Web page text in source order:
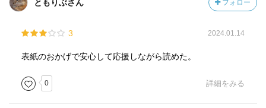
ともりぶさん フォロー
3 2024.01.14
表紙のおかげで安心して応援しながら読めた。
0 詳細をみる